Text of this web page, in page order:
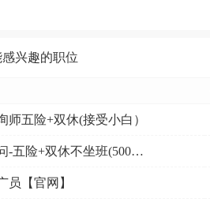
兴趣的职位
师五险+双休(接受小白）
咨询顾问-五险+双休不坐班(5000-9000元）
员【官网】